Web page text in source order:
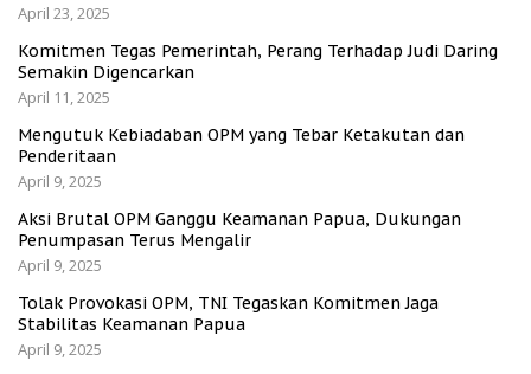
April 23, 2025
Komitmen Tegas Pemerintah, Perang Terhadap Judi Daring
Semakin Digencarkan
April 11, 2025
Mengutuk Kebiadaban OPM yang Tebar Ketakutan dan
Penderitaan
April 9, 2025
Aksi Brutal OPM Ganggu Keamanan Papua, Dukungan
Penumpasan Terus Mengalir
April 9, 2025
Tolak Provokasi OPM, TNI Tegaskan Komitmen Jaga
Stabilitas Keamanan Papua
April 9, 2025